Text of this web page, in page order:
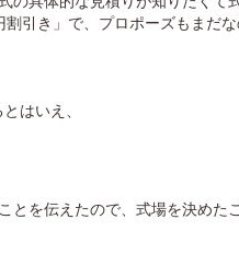
引き」で、プロポーズもまだ
はいえ、
とを伝えたので、式場を決めた